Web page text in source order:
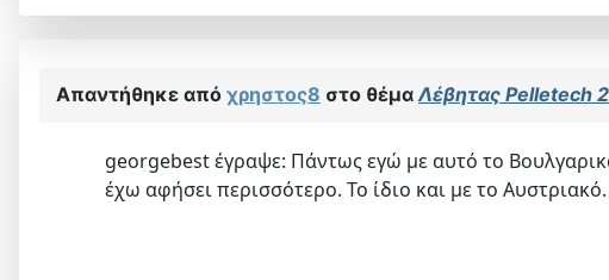
Απαντήθηκε από χρηστος8 στο θέμαΛέβητας Pelletech
georgebest έγραψε: Πάντως εγώ με αυτό το
έχω αφήσει περισσότερο. Το ίδιο και με το Αυστριακό.